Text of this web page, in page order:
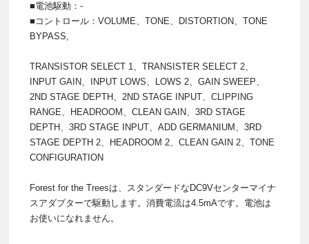
■電池駆動：-
■コントロール：VOLUME、TONE、DISTORTION、TONE
BYPASS,
TRANSISTOR SELECT 1、TRANSISTER SELECT 2、
INPUT GAIN、INPUT LOWS、LOWS 2、GAIN SWEEP、
2ND STAGE DEPTH、2ND STAGE INPUT、CLIPPING
RANGE、HEADROOM、CLEAN GAIN、3RD STAGE
DEPTH、3RD STAGE INPUT、ADD GERMANIUM、3RD
STAGE DEPTH 2、HEADROOM 2、CLEAN GAIN 2、TONE
CONFIGURATION
Forest for the Treesは、スタンダードなDC9Vセンターマイナ
スアダプターで駆動します。消費電流は4.5mAです。電池は
お使いになれません。